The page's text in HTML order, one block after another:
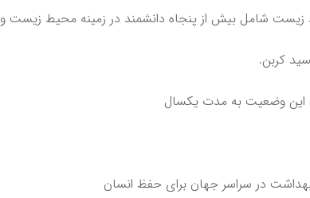
شامل بيش از پنجاه دانشمند در زمينه محيط زيست و
وضعيت به مدت يكسال
در سراسر جهان براى حفظ انسان